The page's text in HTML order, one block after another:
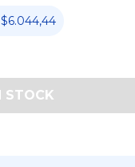
$6.044,44